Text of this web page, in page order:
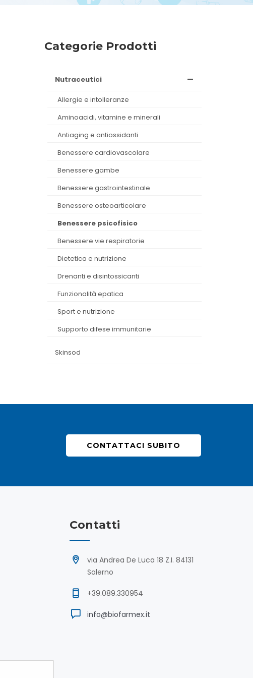
Categorie Prodotti
nutraceutici
allergie e intolleranze
aminoacidi, vitamine e minerali
antiaging e antiossidanti
benessere cardiovascolare
benessere gambe
benessere gastrointestinale
benessere osteoarticolare
benessere psicofisico
benessere vie respiratorie
dietetica e nutrizione
drenanti e disintossicanti
funzionalità epatica
sport e nutrizione
supporto difese immunitarie
skinsod
CONTATTACI SUBITO
Contatti
via Andrea De Luca 18 Z.I. 84131
Salerno
+39.089.330954
info@biofarmex.it